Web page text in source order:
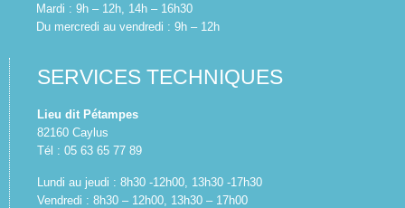
Mardi : 9h – 12h, 14h – 16h30
Du mercredi au vendredi : 9h – 12h
SERVICES TECHNIQUES
Lieu dit Pétampes
82160 Caylus
Tél : 05 63 65 77 89
Lundi au jeudi : 8h30 -12h00, 13h30 -17h30
Vendredi : 8h30 – 12h00, 13h30 – 17h00